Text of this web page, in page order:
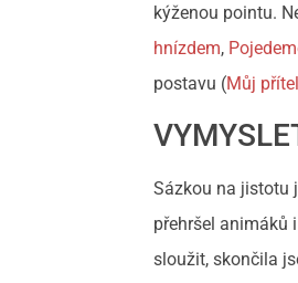
kýženou pointu.
hnízdem,
postavu (Můj
Sázkou na jistotu
přehršel animáků
sloužit, skončila